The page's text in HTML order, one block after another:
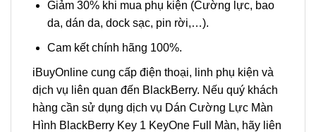
Giảm 30% khi mua phụ kiện (Cường lực, bao
da, dán da, dock sạc, pin rời,…).
Cam kết chính hãng 100%.
iBuyOnline cung cấp điện thoại, linh phụ kiện và
dịch vụ liên quan đến BlackBerry. Nếu quý khách
hàng cần sử dụng dịch vụ Dán Cường Lực Màn
Hình BlackBerry Key 1 KeyOne Full Màn, hãy liên